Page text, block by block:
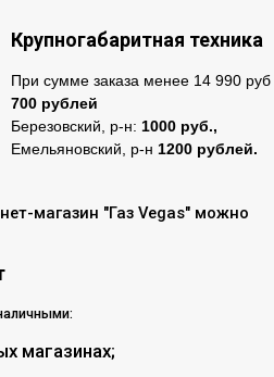
Крупногабаритная техника
При сумме заказа менее 14 990 руб
700 рублей
Березовский, р-н: 1000 руб.,
Емельяновский, р-н 1200 рублей.
магазин "Газ Vegas" можно
магазинах;